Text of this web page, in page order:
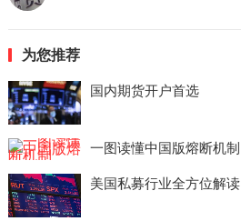
为您推荐
国内期货开户首选
一图读懂中国版熔断机制
美国私募行业全方位解读